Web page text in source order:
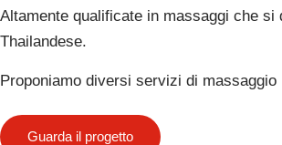
Altamente qualificate in massaggi che
Thailandese.
Proponiamo diversi servizi di
Guarda il progetto